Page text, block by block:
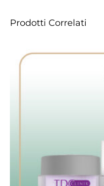
Prodotti Correlati